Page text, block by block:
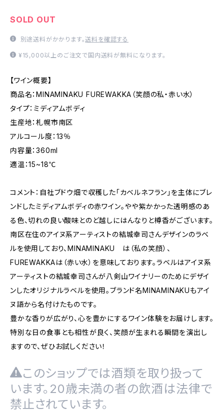
SOLD OUT
別途送料がかかります。送料を確認する
¥15,000以上のご注文で国内送料が無料になります。
【ワイン概要】
商品名：MINAMINAKU FUREWAKKA（笑顔の私・赤い水）
タイプ：ミディアムボディ
生産地：札幌市南区
アルコール度：13％
内容量：360ml
適温：15~18℃
コメント：自社ブドウ畑で収穫した「カベルネフラン」を主体にブレ
ンドしたミディアムボディの赤ワイン。やや紫かかった透明感のあ
る色、切れの良い酸味とのど越しにはんなりと樽香がございます。
南区在住のアイヌ系アーティストの結城幸司さんデザインのラベ
ルを使用しており、MINAMINAKU は（私の笑顔）、
FUREWAKKAは（赤い水）を意味しております。ラベルはアイヌ系
アーティストの結城幸司さんが八剣山ワイナリーのためにデザイ
ンしたオリジナルラベルを使用。ブランド名MINAMINAKUもアイ
ヌ語から名付けたものです。
豊かな香りが広がり、心を豊かにするワイン体験をお届けします。
特別な日の食事とも相性が良く、笑顔が生まれる瞬間を演出し
ますので、ぜひお試しください！
このショップでは酒類を取り扱って
います。20歳未満の者の飲酒は法律で
禁止されています。